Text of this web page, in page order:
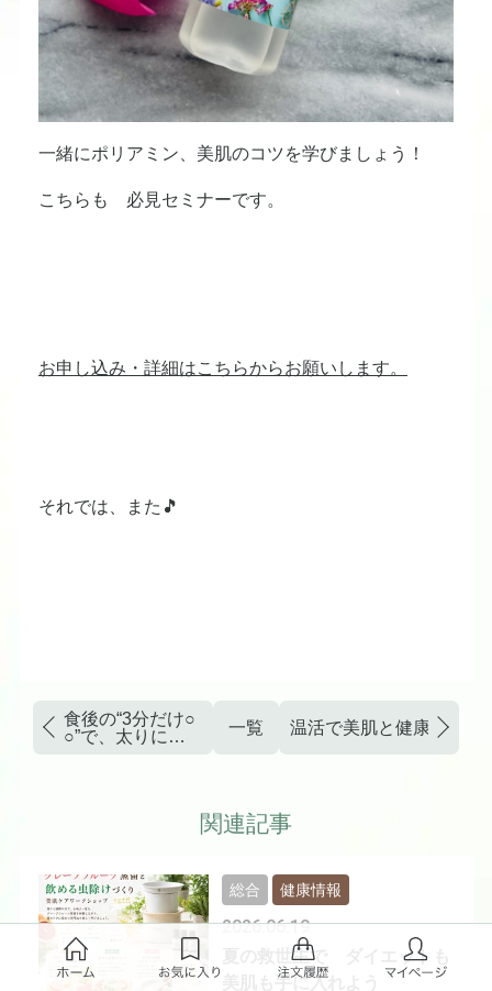
一緒にポリアミン、美肌のコツを学びましょう！
こちらも 必見セミナーです。
お申し込み・詳細はこちらからお願いします。
それでは、また🎵
食後の“3分だけ○
○”で、太りにく
一覧 温活で美肌と健康を手に
関連記事
夏の救世主で ダイエットも
美肌も手に入れよう
2026.06.19
総合 健康情報